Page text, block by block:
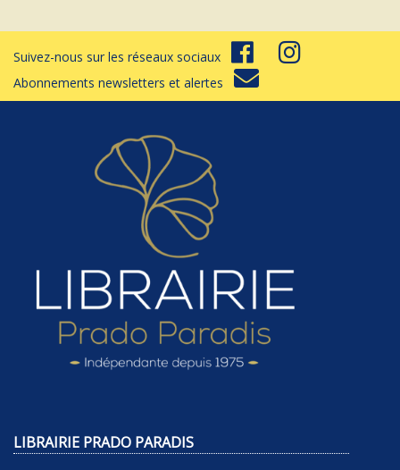
Suivez-nous sur les réseaux sociaux
Abonnements newsletters et alertes
LIBRAIRIE PRADO PARADIS